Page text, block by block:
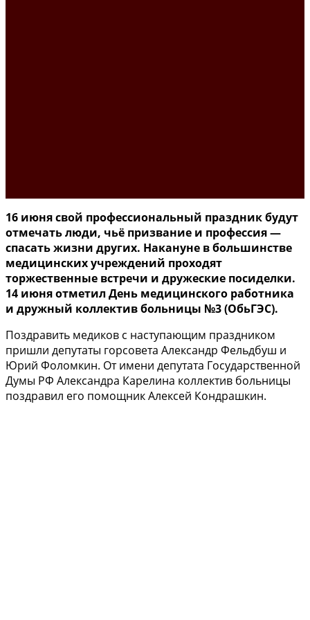
16 июня свой профессиональный праздник будут
отмечать люди, чьё призвание и профессия —
спасать жизни других. Накануне в большинстве
медицинских учреждений проходят
торжественные встречи и дружеские посиделки.
14 июня отметил День медицинского работника
и дружный коллектив больницы №3 (ОбьГЭС).
Поздравить медиков с наступающим праздником
пришли депутаты горсовета Александр Фельдбуш и
Юрий Фоломкин. От имени депутата Государственной
Думы РФ Александра Карелина коллектив больницы
поздравил его помощник Алексей Кондрашкин.